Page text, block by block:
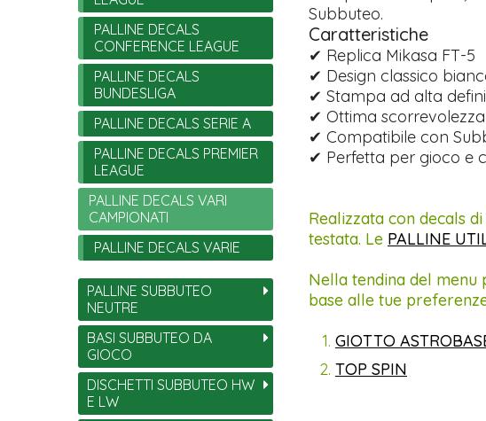
Subbuteo.
Caratteristiche
✔ Replica Mikasa FT-5
✔ Design classico
✔ Stampa ad alta
✔ Ottima
✔ Compatibile con
✔ Perfetta per gioco e
Realizzata con decals
testata. Le PALLINE
Nella tendina del
base alle tue
GIOTTO
TOP SPIN
PALLINE DECALS
CONFERENCE LEAGUE
PALLINE DECALS
BUNDESLIGA
PALLINE DECALS SERIE A
PALLINE DECALS PREMIER
LEAGUE
PALLINE DECALS VARI
CAMPIONATI
PALLINE DECALS VARIE
PALLINE SUBBUTEO
NEUTRE
BASI SUBBUTEO DA
GIOCO
DISCHETTI SUBBUTEO HW
E LW